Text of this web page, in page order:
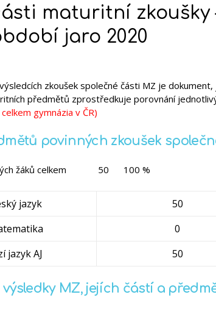
maturitní zkoušky
jaro 2020
zkoušek společné části MZ je
předmětů zprostředkuje porovnání
gymnázia v ČR)
povinných zkoušek
žáků celkem 50 100 %
jazyk 50
0
jazyk AJ
50
MZ, jejích částí a